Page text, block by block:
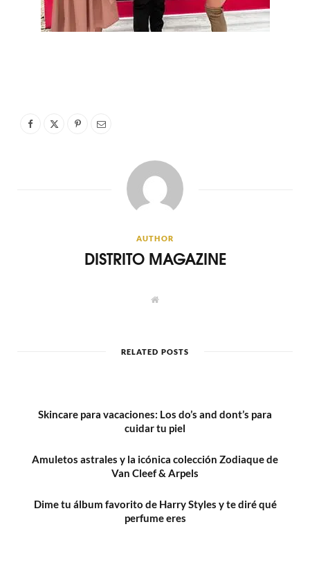
AUTHOR
DISTRITO MAGAZINE
W
e
RELATED POSTS
Skincare para vacaciones: Los do’s and dont’s para
cuidar tu piel
Amuletos astrales y la icónica colección Zodiaque de
Van Cleef & Arpels
Dime tu álbum favorito de Harry Styles y te diré qué
perfume eres